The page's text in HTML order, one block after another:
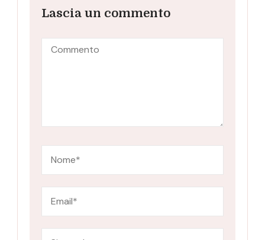
Lascia un commento